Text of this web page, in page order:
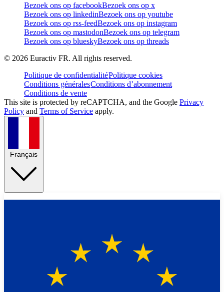
Bezoek ons op facebookBezoek ons op x
Bezoek ons op linkedinBezoek ons op youtube
Bezoek ons op rss-feedBezoek ons op instagram
Bezoek ons op mastodonBezoek ons op telegram
Bezoek ons op blueskyBezoek ons op threads
© 2026 Euractiv FR. All rights reserved.
Politique de confidentialitéPolitique cookies
Conditions généralesConditions d’abonnement
Conditions de vente
This site is protected by reCAPTCHA, and the Google Privacy
Policy and Terms of Service apply.
Français